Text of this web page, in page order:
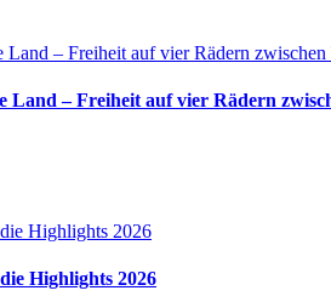
Land – Freiheit auf vier Rädern
Highlights 2026